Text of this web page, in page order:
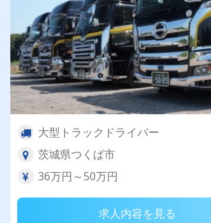
大型トラックドライバー
茨城県つくば市
36万円～50万円
求人内容を見る